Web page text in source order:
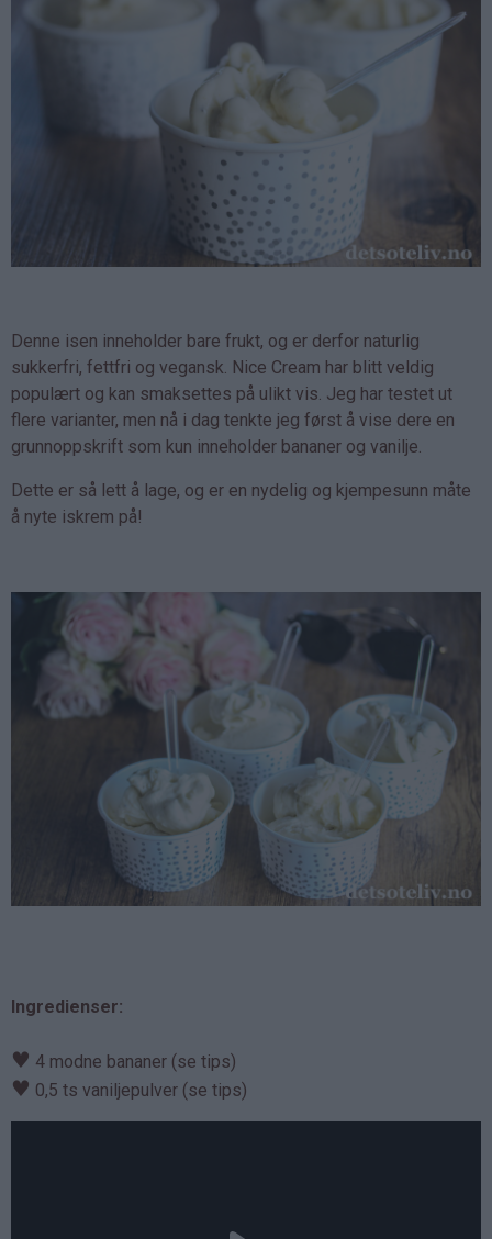
Denne isen inneholder bare frukt, og er derfor naturlig
sukkerfri, fettfri og vegansk. Nice Cream har blitt veldig
populært og kan smaksettes på ulikt vis. Jeg har testet ut
flere varianter, men nå i dag tenkte jeg først å vise dere en
grunnoppskrift som kun inneholder bananer og vanilje.
Dette er så lett å lage, og er en nydelig og kjempesunn måte
å nyte iskrem på!
Ingredienser:
♥ 4 modne bananer (se tips)
♥ 0,5 ts vaniljepulver (se tips)